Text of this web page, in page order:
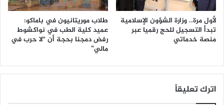
لأول مرة.. وزارة الشؤون الإسلامية
تبدأ التسجيل للحج رقميا عبر
منصة خدماتي
طلاب موريتانيون في باماكو:
عميد كلية الطب في نواكشوط
رفض دمجنا بحجة أن “لا حرب في
مالي”
اترك تعليقاً